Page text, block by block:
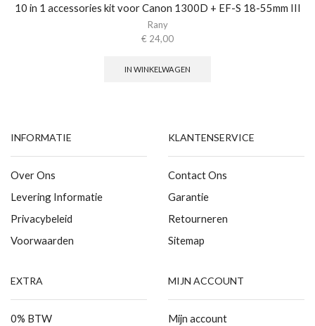
10 in 1 accessories kit voor Canon 1300D + EF-S 18-55mm III
Rany
€ 24,00
IN WINKELWAGEN
INFORMATIE
Over Ons
Levering Informatie
Privacybeleid
Voorwaarden
KLANTENSERVICE
Contact Ons
Garantie
Retourneren
Sitemap
EXTRA
0% BTW
MIJN ACCOUNT
Mijn account